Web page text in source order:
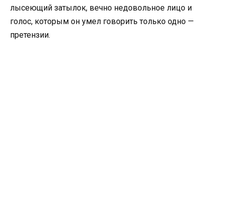
лысеющий затылок, вечно недовольное лицо и
голос, которым он умел говорить только одно —
претензии.